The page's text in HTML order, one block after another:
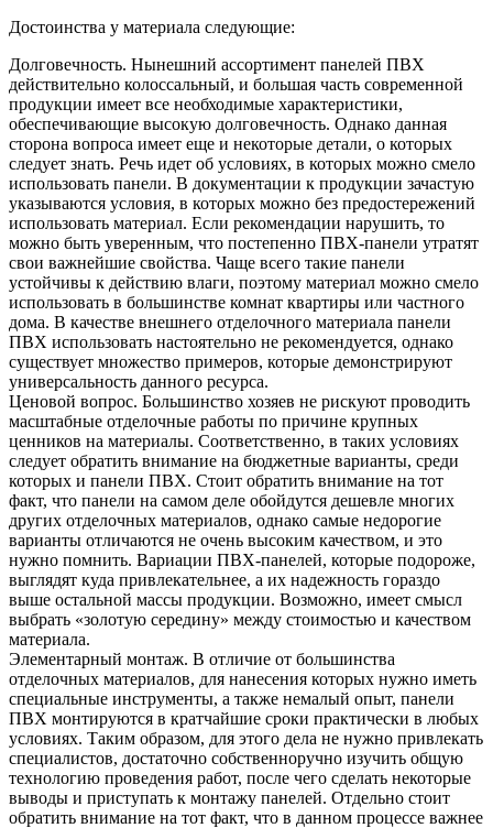
Достоинства у материала следующие:
Долговечность. Нынешний ассортимент панелей ПВХ
действительно колоссальный, и большая часть современной
продукции имеет все необходимые характеристики,
обеспечивающие высокую долговечность. Однако данная
сторона вопроса имеет еще и некоторые детали, о которых
следует знать. Речь идет об условиях, в которых можно смело
использовать панели. В документации к продукции зачастую
указываются условия, в которых можно без предостережений
использовать материал. Если рекомендации нарушить, то
можно быть уверенным, что постепенно ПВХ-панели утратят
свои важнейшие свойства. Чаще всего такие панели
устойчивы к действию влаги, поэтому материал можно смело
использовать в большинстве комнат квартиры или частного
дома. В качестве внешнего отделочного материала панели
ПВХ использовать настоятельно не рекомендуется, однако
существует множество примеров, которые демонстрируют
универсальность данного ресурса.
Ценовой вопрос. Большинство хозяев не рискуют проводить
масштабные отделочные работы по причине крупных
ценников на материалы. Соответственно, в таких условиях
следует обратить внимание на бюджетные варианты, среди
которых и панели ПВХ. Стоит обратить внимание на тот
факт, что панели на самом деле обойдутся дешевле многих
других отделочных материалов, однако самые недорогие
варианты отличаются не очень высоким качеством, и это
нужно помнить. Вариации ПВХ-панелей, которые подороже,
выглядят куда привлекательнее, а их надежность гораздо
выше остальной массы продукции. Возможно, имеет смысл
выбрать «золотую середину» между стоимостью и качеством
материала.
Элементарный монтаж. В отличие от большинства
отделочных материалов, для нанесения которых нужно иметь
специальные инструменты, а также немалый опыт, панели
ПВХ монтируются в кратчайшие сроки практически в любых
условиях. Таким образом, для этого дела не нужно привлекать
специалистов, достаточно собственноручно изучить общую
технологию проведения работ, после чего сделать некоторые
выводы и приступать к монтажу панелей. Отдельно стоит
обратить внимание на тот факт, что в данном процессе важнее